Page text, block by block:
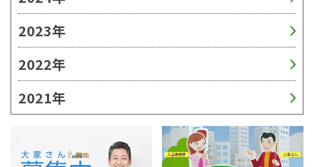
2023年
2022年
2021年